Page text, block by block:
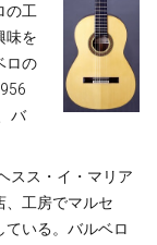
の工
味を
ロの
バ
スス・イ・マリア
、工房でマルセ
いる。バルベロ